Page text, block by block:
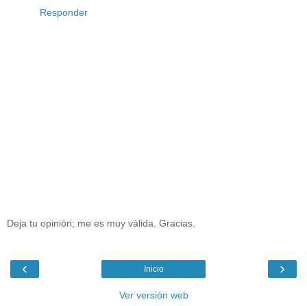
Responder
Deja tu opinión; me es muy válida. Gracias.
‹ ›
Inicio
Ver versión web